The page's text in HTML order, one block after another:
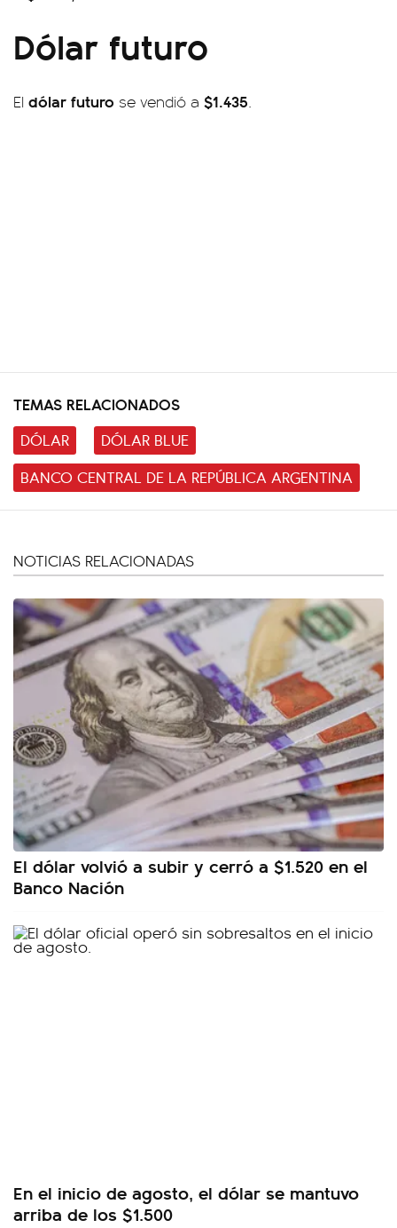
Dólar futuro
El dólar futuro se vendió a $1.435.
TEMAS RELACIONADOS
DÓLAR
DÓLAR BLUE
BANCO CENTRAL DE LA REPÚBLICA ARGENTINA
NOTICIAS RELACIONADAS
El dólar volvió a subir y cerró a $1.520 en el
Banco Nación
En el inicio de agosto, el dólar se mantuvo
arriba de los $1.500